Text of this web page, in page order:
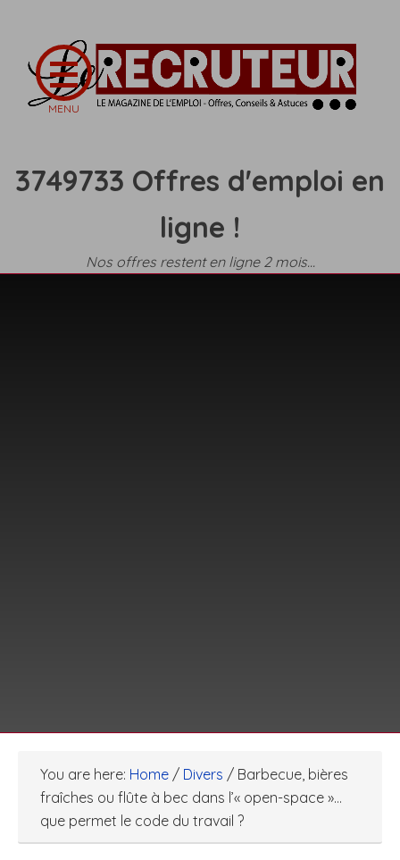
3749733 Offres d'emploi en
ligne !
Nos offres restent en ligne 2 mois...
You are here: Home / Divers / Barbecue, bières
fraîches ou flûte à bec dans l’« open-space »…
que permet le code du travail ?